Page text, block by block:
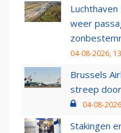
weer
04-08-2026,
Brussels
streep
04-08-
Stakingen